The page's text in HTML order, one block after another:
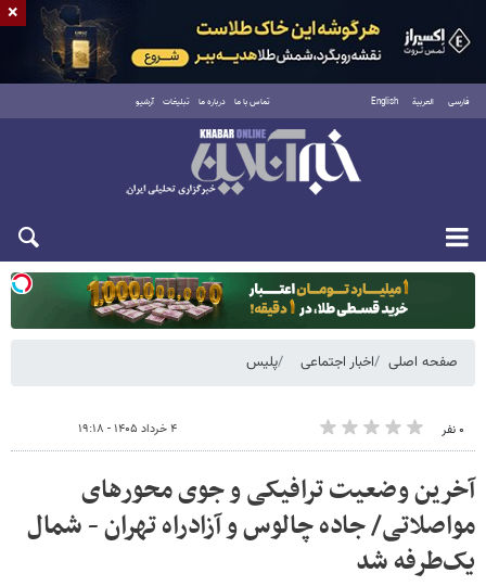
فارسی العربية English تماس با ما درباره ما تبلیغات آرشیو
یکشنبه ۱۸ مرداد ۱۴۰۵
صفحه اصلی اخبار اجتماعی پلیس
۰ نفر ۴ خرداد ۱۴۰۵ - ۱۹:۱۸
آخرین وضعیت ترافیکی و جوی محورهای
مواصلاتی/ جاده چالوس و آزادراه تهران - شمال
یک‌طرفه شد
×